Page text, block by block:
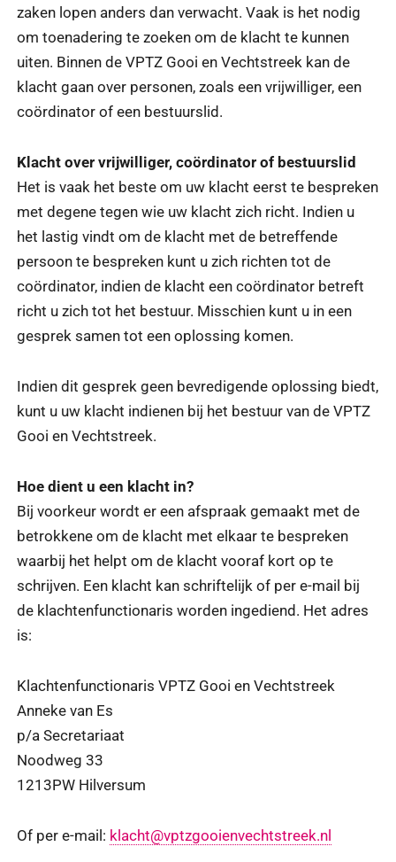
zaken lopen anders dan verwacht. Vaak is het nodig
om toenadering te zoeken om de klacht te kunnen
uiten. Binnen de VPTZ Gooi en Vechtstreek kan de
klacht gaan over personen, zoals een vrijwilliger, een
coördinator of een bestuurslid.
Klacht over vrijwilliger, coördinator of bestuurslid
Het is vaak het beste om uw klacht eerst te bespreken
met degene tegen wie uw klacht zich richt. Indien u
het lastig vindt om de klacht met de betreffende
persoon te bespreken kunt u zich richten tot de
coördinator, indien de klacht een coördinator betreft
richt u zich tot het bestuur. Misschien kunt u in een
gesprek samen tot een oplossing komen.
Indien dit gesprek geen bevredigende oplossing biedt,
kunt u uw klacht indienen bij het bestuur van de VPTZ
Gooi en Vechtstreek.
Hoe dient u een klacht in?
Bij voorkeur wordt er een afspraak gemaakt met de
betrokkene om de klacht met elkaar te bespreken
waarbij het helpt om de klacht vooraf kort op te
schrijven. Een klacht kan schriftelijk of per e-mail bij
de klachtenfunctionaris worden ingediend. Het adres
is:
Klachtenfunctionaris VPTZ Gooi en Vechtstreek
Anneke van Es
p/a Secretariaat
Noodweg 33
1213PW Hilversum
Of per e-mail: klacht@vptzgooienvechtstreek.nl